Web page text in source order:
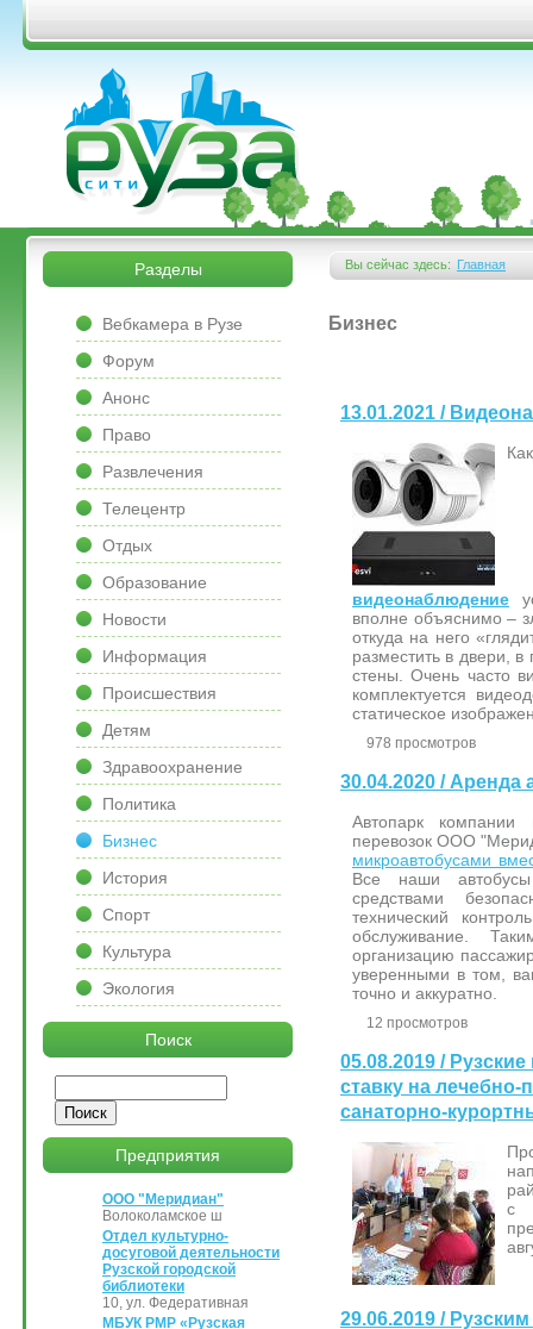
Перейти к основному содержанию
&bsps;
&bsps;
Вы сейчас здесь:
Вы здесь
Главная
Бизнес
13.01.2021 /
видеонаблюдение
вполне объяснимо –
откуда на него
разместить в двери,
стены. Очень часто
комплектуется
статическое
978 просмотров
30.04.2020 / Аренда
Автопарк компании
перевозок ООО
микроавтобусами
Все наши
средствами
технический
обслуживание.
организацию
уверенными в том,
точно и аккуратно.
12 просмотров
05.08.2019 /
ставку на
санаторно-
с
29.06.2019 /
Разделы
Вебкамера в Рузе
Форум
Анонс
Право
Развлечения
Телецентр
Отдых
Образование
Новости
Информация
Происшествия
Детям
Здравоохранение
Политика
Бизнес
История
Спорт
Культура
Экология
Поиск
Предприятия
ООО "Меридиан"
Волоколамское ш
Отдел культурно-
досуговой деятельности
Рузской городской
библиотеки
10, ул. Федеративная
МБУК РМР «Рузская